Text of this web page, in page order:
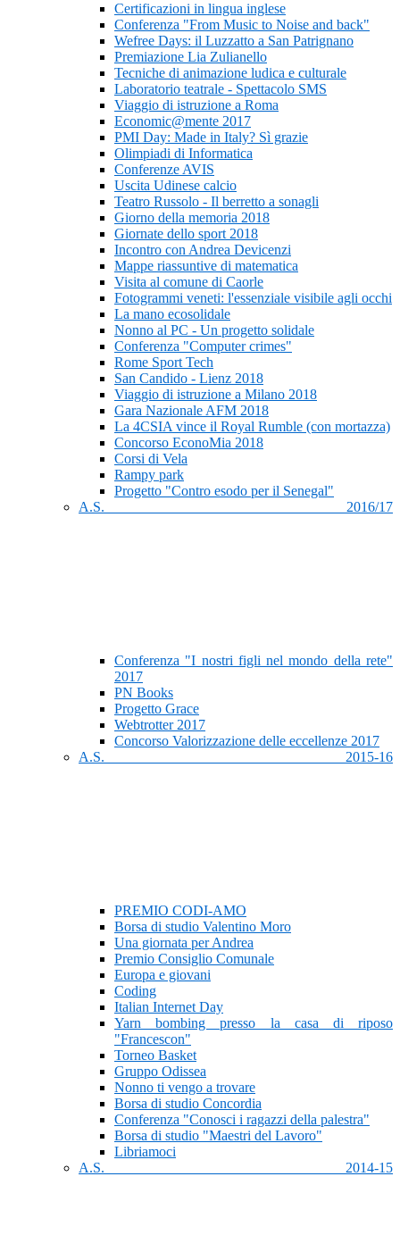
Certificazioni in lingua inglese
Conferenza "From Music to Noise and back"
Wefree Days: il Luzzatto a San Patrignano
Premiazione Lia Zulianello
Tecniche di animazione ludica e culturale
Laboratorio teatrale - Spettacolo SMS
Viaggio di istruzione a Roma
Economic@mente 2017
PMI Day: Made in Italy? Sì grazie
Olimpiadi di Informatica
Conferenze AVIS
Uscita Udinese calcio
Teatro Russolo - Il berretto a sonagli
Giorno della memoria 2018
Giornate dello sport 2018
Incontro con Andrea Devicenzi
Mappe riassuntive di matematica
Visita al comune di Caorle
Fotogrammi veneti: l'essenziale visibile agli occhi
La mano ecosolidale
Nonno al PC - Un progetto solidale
Conferenza "Computer crimes"
Rome Sport Tech
San Candido - Lienz 2018
Viaggio di istruzione a Milano 2018
Gara Nazionale AFM 2018
La 4CSIA vince il Royal Rumble (con mortazza)
Concorso EconoMia 2018
Corsi di Vela
Rampy park
Progetto "Contro esodo per il Senegal"
A.S. 2016/17
Conferenza "I nostri figli nel mondo della rete"
2017
PN Books
Progetto Grace
Webtrotter 2017
Concorso Valorizzazione delle eccellenze 2017
A.S. 2015-16
PREMIO CODI-AMO
Borsa di studio Valentino Moro
Una giornata per Andrea
Premio Consiglio Comunale
Europa e giovani
Coding
Italian Internet Day
Yarn bombing presso la casa di riposo
"Francescon"
Torneo Basket
Gruppo Odissea
Nonno ti vengo a trovare
Borsa di studio Concordia
Conferenza "Conosci i ragazzi della palestra"
Borsa di studio "Maestri del Lavoro"
Libriamoci
A.S. 2014-15